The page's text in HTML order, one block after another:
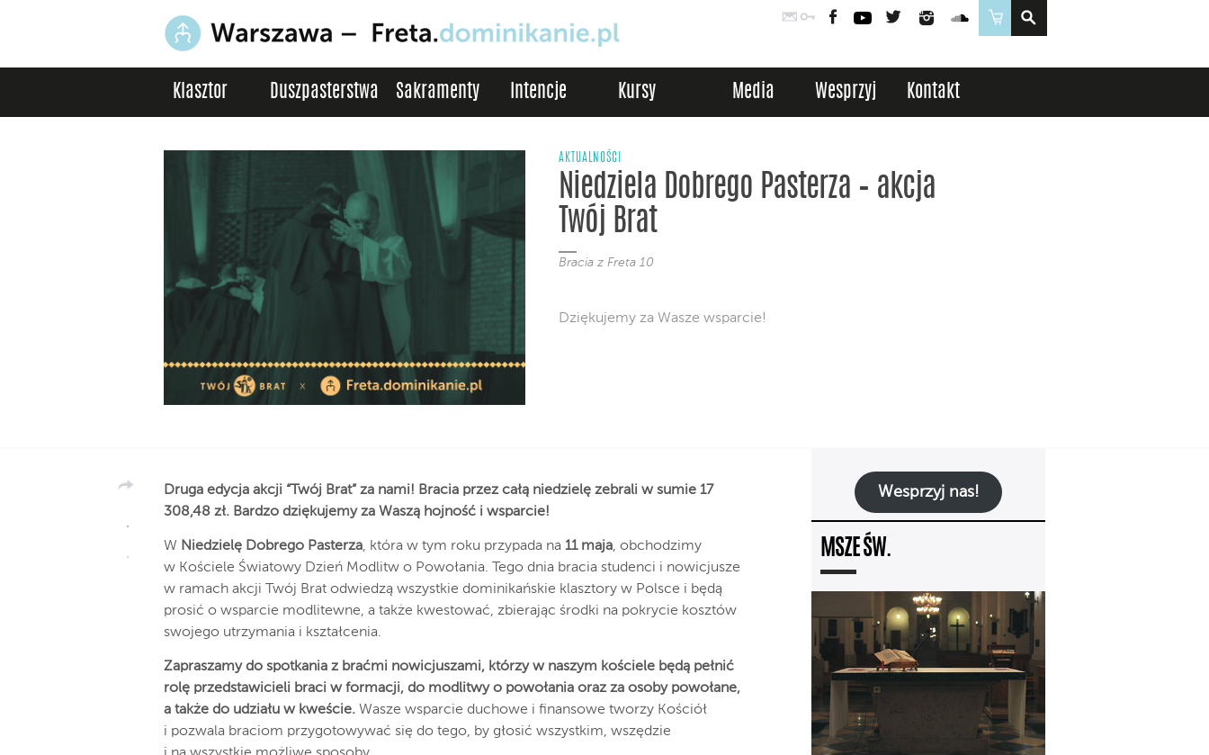
PocztaLogowanie
FacebookYouTubeTwitter InstagramSoundCloud
Sklep
Klasztor Duszpasterstwa Sakramenty Intencje Kursy Media Wesprzyj Kontakt
AKTUALNOŚCI
Niedziela Dobrego Pasterza – akcja
Twój Brat
Bracia z Freta 10
Dziękujemy za Wasze wsparcie!
Druga edycja akcji “Twój Brat” za nami! Bracia przez całą niedzielę zebrali w sumie 17
308,48 zł. Bardzo dziękujemy za Waszą hojność i wsparcie!
W Niedzielę Dobrego Pasterza, która w tym roku przypada na 11 maja, obchodzimy
w Kościele Światowy Dzień Modlitw o Powołania. Tego dnia bracia studenci i nowicjusze
w ramach akcji Twój Brat odwiedzą wszystkie dominikańskie klasztory w Polsce i będą
prosić o wsparcie modlitewne, a także kwestować, zbierając środki na pokrycie kosztów
swojego utrzymania i kształcenia.
Zapraszamy do spotkania z braćmi nowicjuszami, którzy w naszym kościele będą pełnić
rolę przedstawicieli braci w formacji, do modlitwy o powołania oraz za osoby powołane,
a także do udziału w kweście. Wasze wsparcie duchowe i finansowe tworzy Kościół
i pozwala braciom przygotowywać się do tego, by głosić wszystkim, wszędzie
Wesprzyj nas!
MSZE ŚW.